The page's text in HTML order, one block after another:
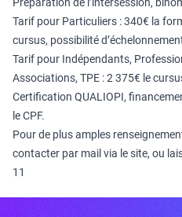
Tarif pour Particuliers : 340€ la
cursus, possibilité
Tarif pour Indépendants,
Associations, TPE : 2 375€ le
Certification QUALIOPI,
le CPF.
Pour de plus amples
contacter par mail via le site, ou
11